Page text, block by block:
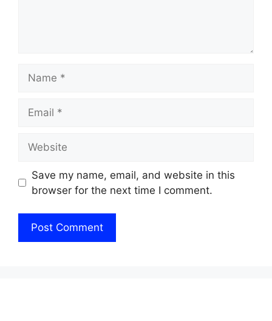
Save my name, email, and website in this
browser for the next time I comment.